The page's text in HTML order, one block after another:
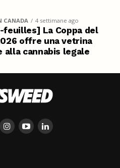
CANADA 4 settimane ago
feuilles] La Coppa del
offre una vetrina
alla cannabis legale